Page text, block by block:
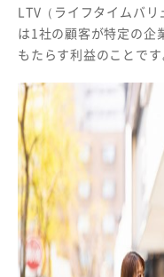
LTV（ライフタイムバ
は1社の顧客が特定の企
もたらす利益のことです